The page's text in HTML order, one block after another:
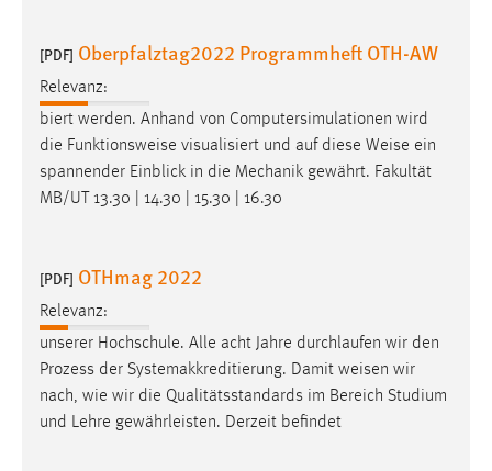
[PDF] Oberpfalztag2022 Programmheft OTH-AW
Relevanz:
biert werden. Anhand von Computersimulationen wird
die Funktionsweise visualisiert und auf diese Weise ein
spannender Einblick in die Mechanik gewährt. Fakultät
MB/UT 13.30 | 14.30 | 15.30 | 16.30
[PDF] OTHmag 2022
Relevanz:
unserer Hochschule. Alle acht Jahre durchlaufen wir den
Prozess der Systemakkreditierung. Damit weisen wir
nach, wie wir die Qualitätsstandards im Bereich Studium
und Lehre gewährleisten. Derzeit befindet